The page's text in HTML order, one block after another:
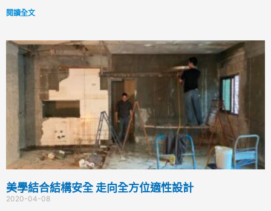
閱讀全文
美學結合結構安全 走向全方位適性設計
2020-04-08